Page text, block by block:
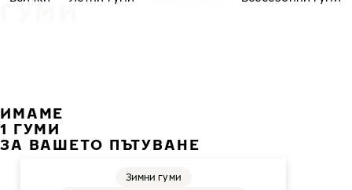
ГУМИ
ИМАМЕ
1 ГУМИ
ЗА ВАШЕТО ПЪТУВАНЕ
Зимни гуми